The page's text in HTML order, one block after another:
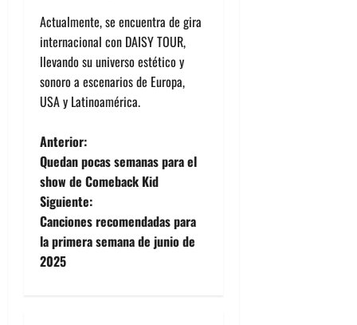
Actualmente, se encuentra de gira
internacional con DAISY TOUR,
llevando su universo estético y
sonoro a escenarios de Europa,
USA y Latinoamérica.
N
a
v
e
Anterior:
Quedan pocas semanas para el
show de Comeback Kid
Siguiente:
Canciones recomendadas para
la primera semana de junio de
2025